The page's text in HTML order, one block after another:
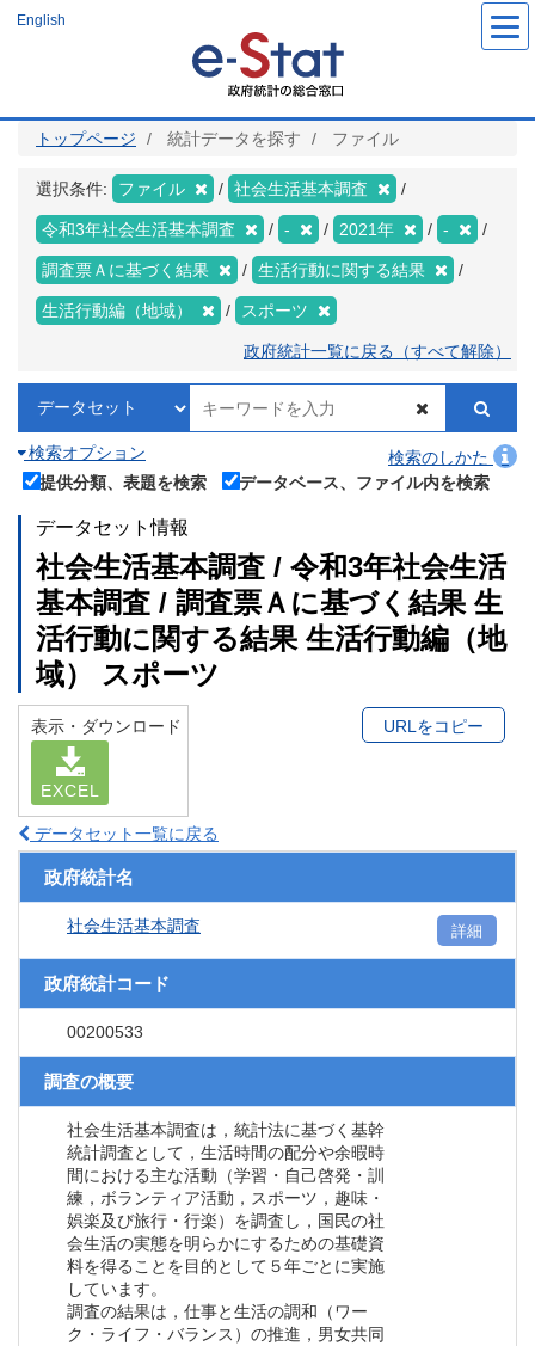
ツ
English
トップページ 統計データを探す ファイル
選択条件: ファイル 社会生活基本調査
令和3年社会生活基本調査 - 2021年 -
調査票Ａに基づく結果 生活行動に関する結果
生活行動編（地域） スポーツ
政府統計一覧に戻る（すべて解除）
検索オプション
検索のしかた
提供分類、表題を検索
データベース、ファイル内を検索
データセット情報
社会生活基本調査 / 令和3年社会生活
基本調査 / 調査票Ａに基づく結果 生
活行動に関する結果 生活行動編（地
域） スポーツ
表示・ダウンロード
EXCEL
URLをコピー
データセット一覧に戻る
政府統計名
社会生活基本調査 詳細
政府統計コード
00200533
調査の概要
社会生活基本調査は，統計法に基づく基幹
統計調査として，生活時間の配分や余暇時
間における主な活動（学習・自己啓発・訓
練，ボランティア活動，スポーツ，趣味・
娯楽及び旅行・行楽）を調査し，国民の社
会生活の実態を明らかにするための基礎資
料を得ることを目的として５年ごとに実施
しています。
調査の結果は，仕事と生活の調和（ワー
ク・ライフ・バランス）の推進，男女共同